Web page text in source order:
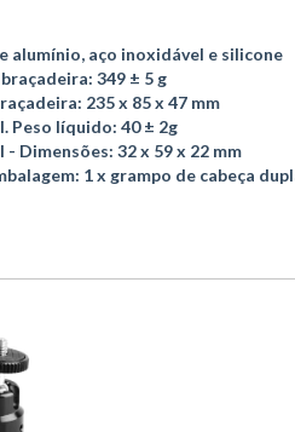
alumínio, aço inoxidável e silicone
349 ± 5 g
235 x 85 x 47 mm
Peso líquido: 40 ± 2g
Dimensões: 32 x 59 x 22 mm
1 x grampo de cabeça